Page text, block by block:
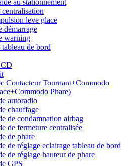
au stationnement
leve glace
démarrage
warning
tableau de bord
CD
Contacteur Tournant+Commodo
Phare)
autoradio
chauffage
de condamnation airbag
de fermeture centralisée
de phare
de réglage eclairage tableau de bord
de réglage hauteur de phare
GPS